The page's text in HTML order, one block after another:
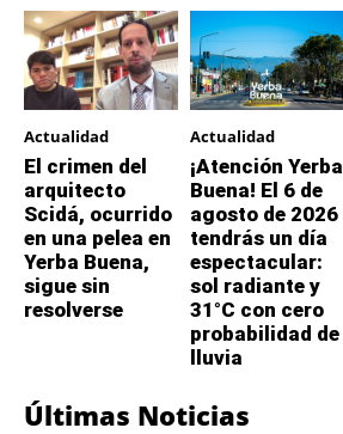
Actualidad
El crimen del
arquitecto
Scidá, ocurrido
en una pelea en
Yerba Buena,
sigue sin
resolverse
Actualidad
¡Atención Yerba
Buena! El 6 de
agosto de 2026
tendrás un día
espectacular:
sol radiante y
31°C con cero
probabilidad de
lluvia
Últimas Noticias